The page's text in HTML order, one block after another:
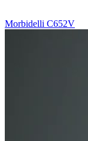
Morbidelli C652V